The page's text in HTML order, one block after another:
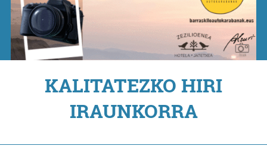
KALITATEZKO HIRI
IRAUNKORRA